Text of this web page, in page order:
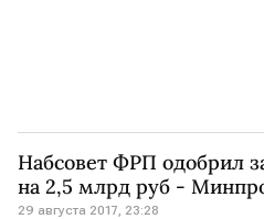
Набсовет ФРП одобрил
на 2,5 млрд руб -
29 августа 2017, 23:28